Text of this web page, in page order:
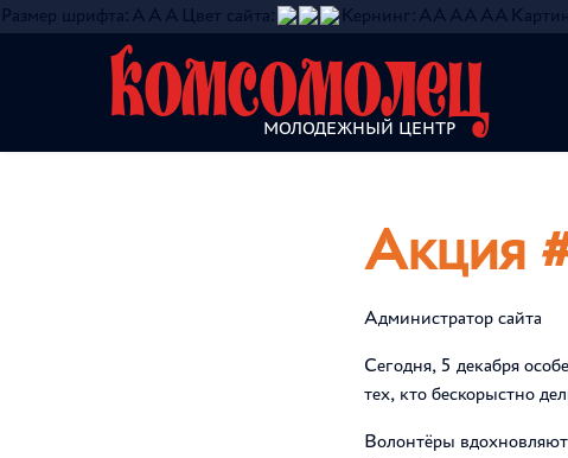
Размер шрифта: A A A Цвет сайта: Кернинг: АА АА АА
Комсомолец
МОЛОДЕЖНЫЙ ЦЕНТР
Акция
Администратор сайта
Сегодня, 5 декабря
тех, кто бескорыстно
Волонтёры